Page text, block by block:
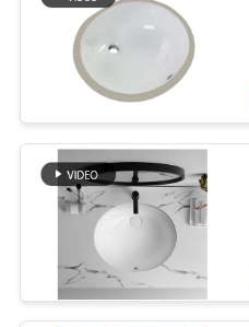
Retrete
piezas
retrete